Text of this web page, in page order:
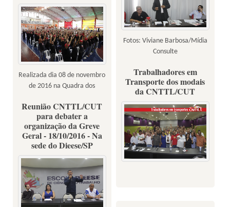
Fotos: Viviane Barbosa/Mídia
Consulte
Realizada dia 08 de novembro
de 2016 na Quadra dos
Fotos: Dino Santos/Mídia
Consulte
Trabalhadores em
Transporte dos modais
da CNTTL/CUT
Reunião CNTTL/CUT
para debater a
organização da Greve
Geral - 18/10/2016 - Na
sede do Dieese/SP